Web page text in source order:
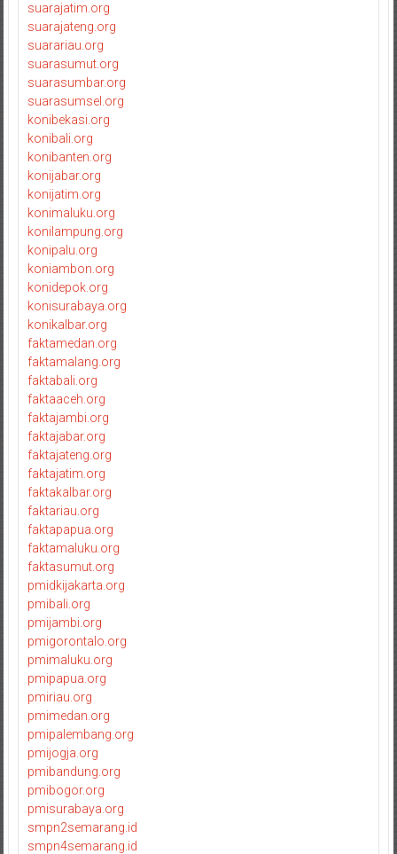
suarajatim.org
suarajateng.org
suarariau.org
suarasumut.org
suarasumbar.org
suarasumsel.org
konibekasi.org
konibali.org
konibanten.org
konijabar.org
konijatim.org
konimaluku.org
konilampung.org
konipalu.org
koniambon.org
konidepok.org
konisurabaya.org
konikalbar.org
faktamedan.org
faktamalang.org
faktabali.org
faktaaceh.org
faktajambi.org
faktajabar.org
faktajateng.org
faktajatim.org
faktakalbar.org
faktariau.org
faktapapua.org
faktamaluku.org
faktasumut.org
pmidkijakarta.org
pmibali.org
pmijambi.org
pmigorontalo.org
pmimaluku.org
pmipapua.org
pmiriau.org
pmimedan.org
pmipalembang.org
pmijogja.org
pmibandung.org
pmibogor.org
pmisurabaya.org
smpn2semarang.id
smpn4semarang.id